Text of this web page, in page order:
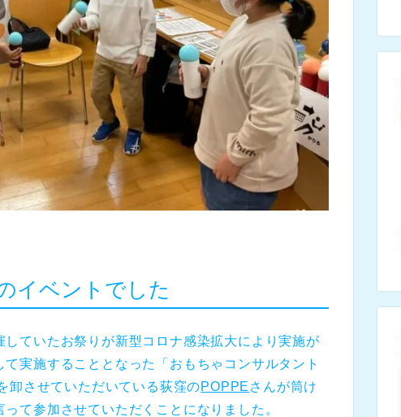
イベントでした
していたお祭りが新型コロナ感染拡大により実施が
実施することとなった「おもちゃコンサルタント
卸させていただいている荻窪のPOPPE さんが筒け
て参加させていただくことになりました。